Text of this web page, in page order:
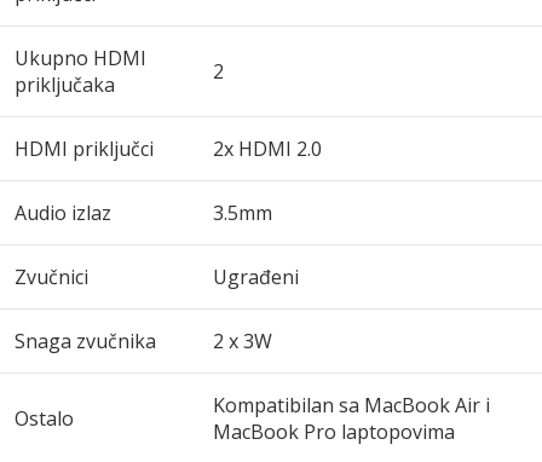
Ukupno HDMI
priključaka
2
HDMI priključci 2x HDMI 2.0
Audio izlaz 3.5mm
Zvučnici Ugrađeni
Snaga zvučnika 2 x 3W
Ostalo
Kompatibilan sa MacBook Air i
MacBook Pro laptopovima